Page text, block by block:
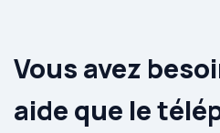
Vous avez
aide que le